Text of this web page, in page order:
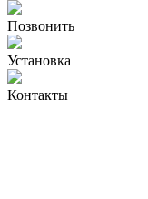
Позвонить
Установка
Контакты